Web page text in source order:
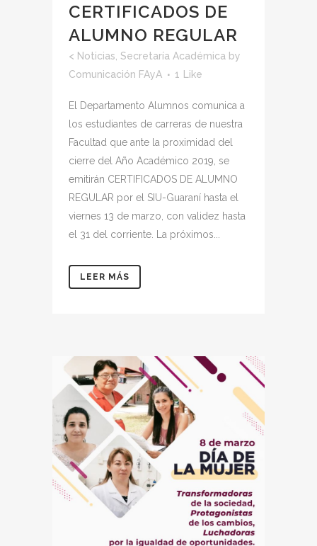
CERTIFICADOS DE
ALUMNO REGULAR
< Noticias Secretaría Académica by
Comunicación FAyA
1 Like
El Departamento Alumnos comunica a
los estudiantes de carreras de nuestra
Facultad que ante la proximidad del
cierre del Año Académico 2019, se
emitirán CERTIFICADOS DE ALUMNO
REGULAR por el SIU-Guaraní hasta el
viernes 13 de marzo, con validez hasta
el 31 del corriente. La próximos...
LEER MÁS